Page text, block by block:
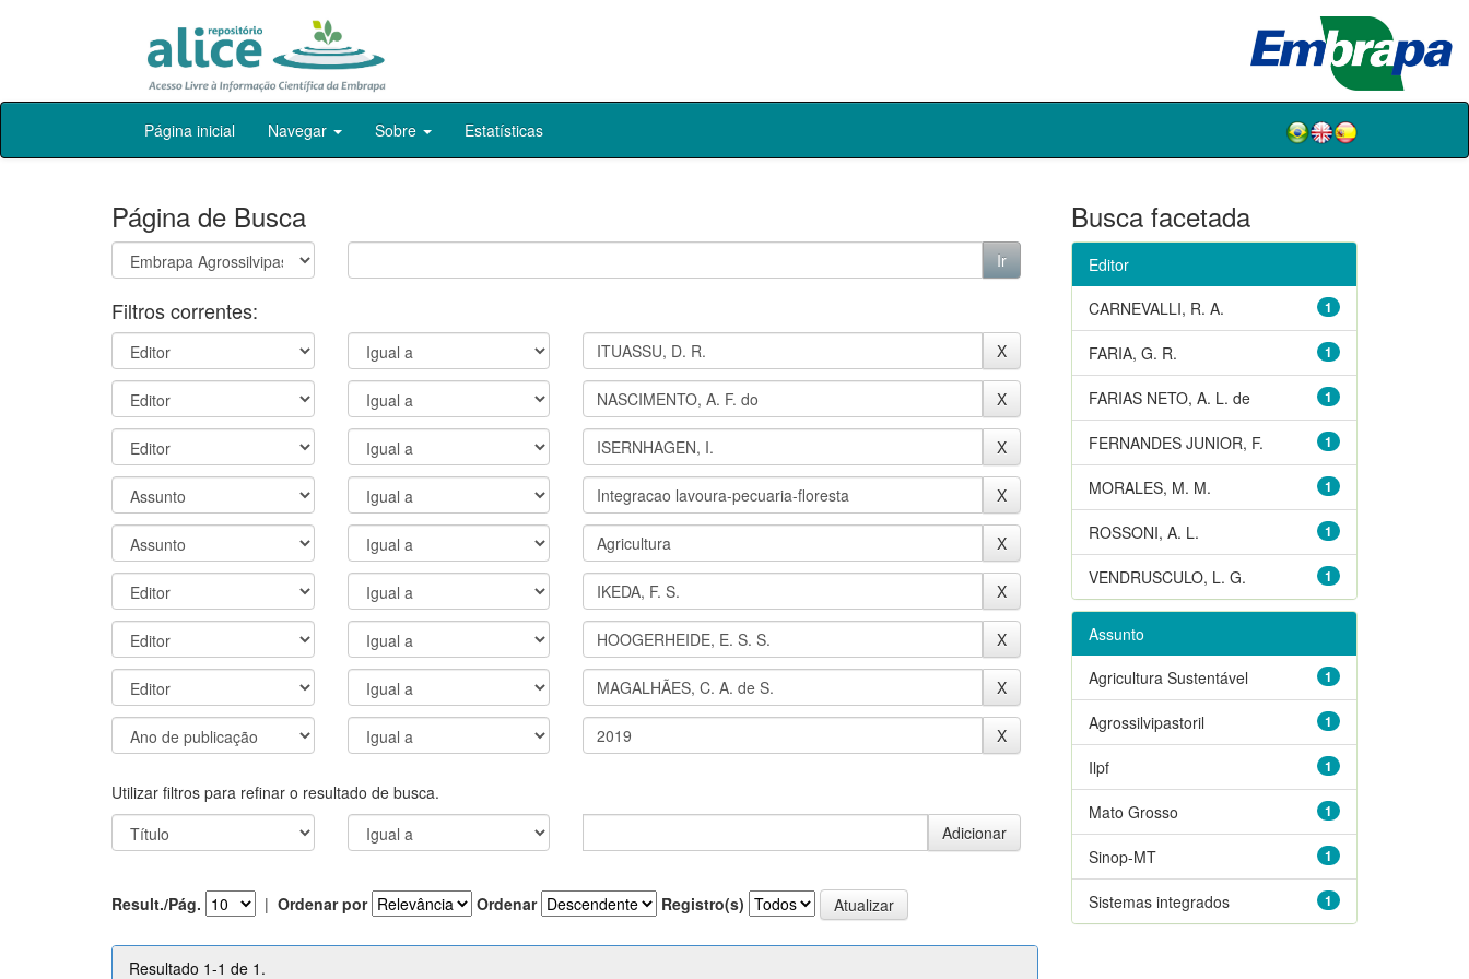
Skip
Página inicial Navegar Sobre Estatísticas
Página de Busca
Filtros correntes:
Utilizar filtros para refinar o resultado de busca.
Result./Pág. | Ordenar por Ordenar Registro(s)
Resultado 1-1 de 1.
Busca facetada
Editor
1
CARNEVALLI, R. A.
1
FARIA, G. R.
1
FARIAS NETO, A. L. de
1
FERNANDES JUNIOR, F.
1
MORALES, M. M.
1
ROSSONI, A. L.
1
VENDRUSCULO, L. G.
Assunto
1
Agricultura Sustentável
1
Agrossilvipastoril
1
Ilpf
1
Mato Grosso
1
Sinop-MT
1
Sistemas integrados